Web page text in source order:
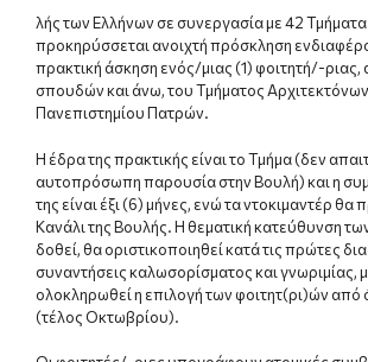
λής των Ελλήνων σε συνεργασία με 42
προκηρύσσεται ανοιχτή πρόσκληση
πρακτική άσκηση ενός/μιας (1) φοιτητή/-ριας,
σπουδών και άνω, του Τμήματος
Πανεπιστημίου Πατρών.
Η έδρα της πρακτικής είναι το Τμήμα (δεν
αυτοπρόσωπη παρουσία στην Βουλή) και η
της είναι έξι (6) μήνες, ενώ τα ντοκιμαντέρ
Κανάλι της Βουλής. Η θεματική κατεύθυνση
δοθεί, θα οριστικοποιηθεί κατά τις πρώτες
συναντήσεις καλωσορίσματος και γνωριμίας,
ολοκληρωθεί η επιλογή των φοιτητ(ρι)ών από
(τέλος Οκτωβρίου).